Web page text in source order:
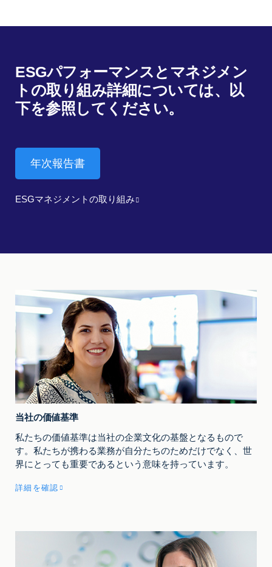
ESGパフォーマンスとマネジメン
トの取り組み詳細については、以
下を参照してください。
年次報告書
ESGマネジメントの取り組み
当社の価値基準
私たちの価値基準は当社の企業文化の基盤となるもので
す。私たちが携わる業務が自分たちのためだけでなく、世
界にとっても重要であるという意味を持っています。
詳細を確認